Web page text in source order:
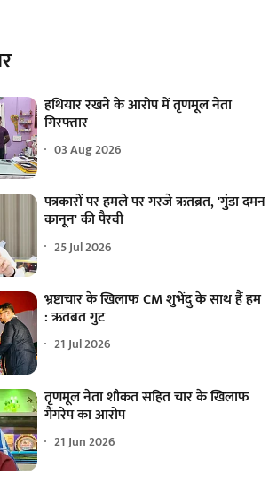
हथियार रखने के आरोप में तृणमूल नेता
गिरफ्तार
03 Aug 2026
पत्रकारों पर हमले पर गरजे ऋतब्रत, 'गुंडा दमन
कानून' की पैरवी
25 Jul 2026
भ्रष्टाचार के खिलाफ CM शुभेंदु के साथ हैं हम
: ऋतब्रत गुट
21 Jul 2026
तृणमूल नेता शौकत सहित चार के खिलाफ
गैंगरेप का आरोप
21 Jun 2026